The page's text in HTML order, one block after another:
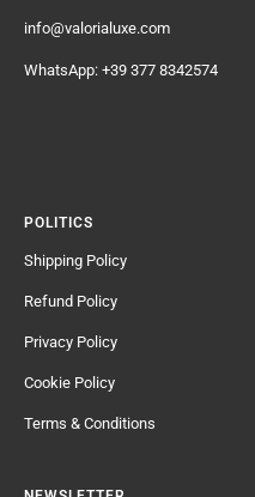
info@valorialuxe.com
WhatsApp: +39 377 8342574
POLITICS
Shipping Policy
Refund Policy
Privacy Policy
Cookie Policy
Terms & Conditions